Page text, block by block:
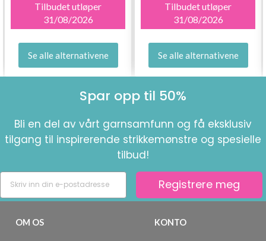
Tilbudet utløper
31/08/2026
Se alle alternativene
Tilbudet utløper
31/08/2026
Se alle alternativene
Spar opp til 50%
Bli en del av vårt garnsamfunn og få eksklusiv
tilgang til inspirerende strikkemønstre og spesielle
tilbud!
Registrere meg
OM OS KONTO